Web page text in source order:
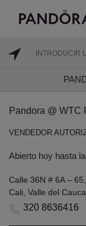
Pandora @ WTC
VENDEDOR
Abierto hoy hasta
Calle 36N # 6A –
Cali, Valle del
320 8636416